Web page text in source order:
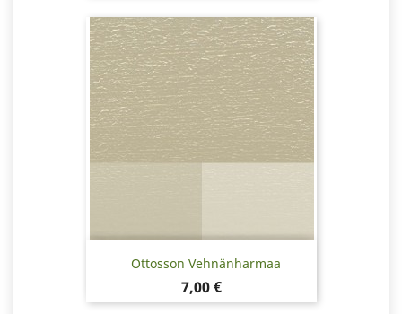
Ottosson Vehnänharmaa
Hinta
7,00 €